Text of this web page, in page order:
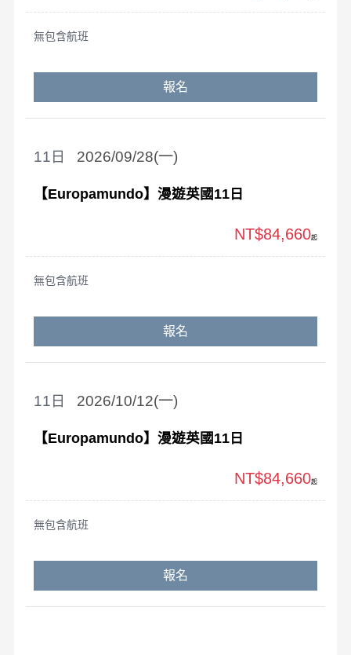
無包含航班
報名
2026/09/28(一)
11
【Europamundo】漫遊英國11日
無包含航班
NT$84,660起
報名
2026/10/12(一)
11
【Europamundo】漫遊英國11日
無包含航班
NT$84,660起
報名